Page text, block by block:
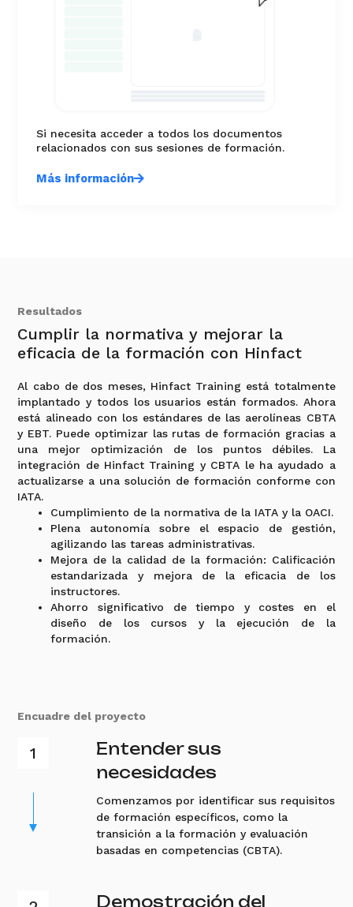
Si necesita acceder a todos los documentos
relacionados con sus sesiones de formación.
Más información
Resultados
Cumplir la normativa y mejorar la
eficacia de la formación con Hinfact
Al cabo de dos meses, Hinfact Training está totalmente
implantado y todos los usuarios están formados. Ahora
está alineado con los estándares de las aerolíneas CBTA
y EBT. Puede optimizar las rutas de formación gracias a
una mejor optimización de los puntos débiles. La
integración de Hinfact Training y CBTA le ha ayudado a
actualizarse a una solución de formación conforme con
IATA.
Cumplimiento de la normativa de la IATA y la OACI.
Plena autonomía sobre el espacio de gestión,
agilizando las tareas administrativas.
Mejora de la calidad de la formación: Calificación
estandarizada y mejora de la eficacia de los
instructores.
Ahorro significativo de tiempo y costes en el
diseño de los cursos y la ejecución de la
formación.
Encuadre del proyecto
Entender sus
necesidades
Comenzamos por identificar sus requisitos
de formación específicos, como la
transición a la formación y evaluación
basadas en competencias (CBTA).
Demostración del